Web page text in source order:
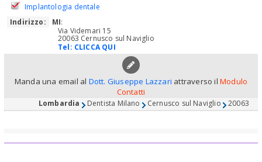
Implantologia dentale
Indirizzo:
MI:
Via Videmari 15
20063 Cernusco sul Naviglio
Tel: CLICCA QUI
Manda una email al Dott. Giuseppe Lazzari attraverso il Modulo
Contatti
Lombardia Dentista Milano Cernusco sul Naviglio 20063